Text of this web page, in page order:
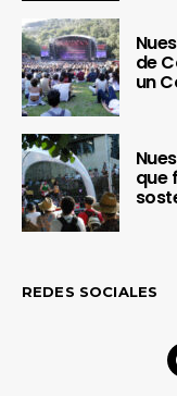
de
un
que
REDES SOCIALES